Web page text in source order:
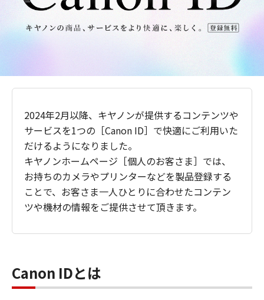
2024年2月以降、キヤノンが提供するコンテンツや
サービスを1つの［Canon ID］で快適にご利用いた
だけるようになりました。
キヤノンホームページ［個人のお客さま］では、
お持ちのカメラやプリンターなどを製品登録する
ことで、お客さま一人ひとりに合わせたコンテン
ツや機材の情報をご提供させて頂きます。
Canon IDとは